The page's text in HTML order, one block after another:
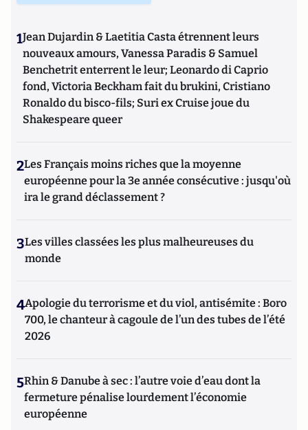
1Jean Dujardin & Laetitia Casta étrennent leurs
nouveaux amours, Vanessa Paradis & Samuel
Benchetrit enterrent le leur; Leonardo di Caprio
fond, Victoria Beckham fait du brukini, Cristiano
Ronaldo du bisco-fils; Suri ex Cruise joue du
Shakespeare queer
2Les Français moins riches que la moyenne
européenne pour la 3e année consécutive : jusqu'où
ira le grand déclassement ?
3Les villes classées les plus malheureuses du
monde
4Apologie du terrorisme et du viol, antisémite : Boro
700, le chanteur à cagoule de l’un des tubes de l’été
2026
5Rhin & Danube à sec : l’autre voie d’eau dont la
fermeture pénalise lourdement l’économie
européenne